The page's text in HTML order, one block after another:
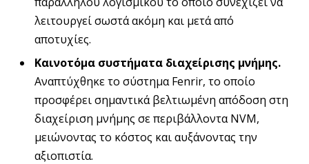
λειτουργεί σωστά ακόμη και μετά από
αποτυχίες.
Καινοτόμα συστήματα διαχείρισης μνήμης.
Αναπτύχθηκε το σύστημα Fenrir, το οποίο
προσφέρει σημαντικά βελτιωμένη απόδοση στη
διαχείριση μνήμης σε περιβάλλοντα NVM,
μειώνοντας το κόστος και αυξάνοντας την
αξιοπιστία.